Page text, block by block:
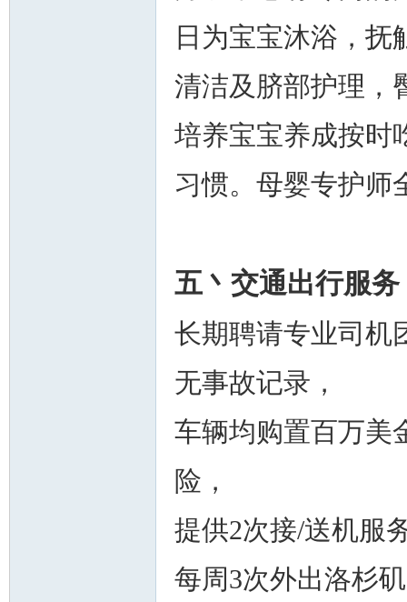
日为宝宝沐浴，
清洁及脐部护理，
培养宝宝养成按时
习惯。母婴专护师
五丶交通出行服务
长期聘请专业司机
无事故记录，
车辆均购置百万美
险，
提供2次接/送机服
每周3次外出洛杉